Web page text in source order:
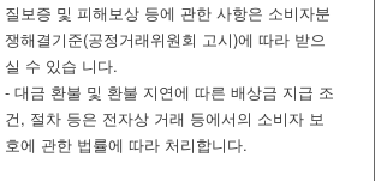
질보증 및 피해보상 등에 관한 사항은 소비자분
쟁해결기준(공정거래위원회 고시)에 따라 받으
실 수 있습 니다.
- 대금 환불 및 환불 지연에 따른 배상금 지급 조
건, 절차 등은 전자상 거래 등에서의 소비자 보
호에 관한 법률에 따라 처리합니다.